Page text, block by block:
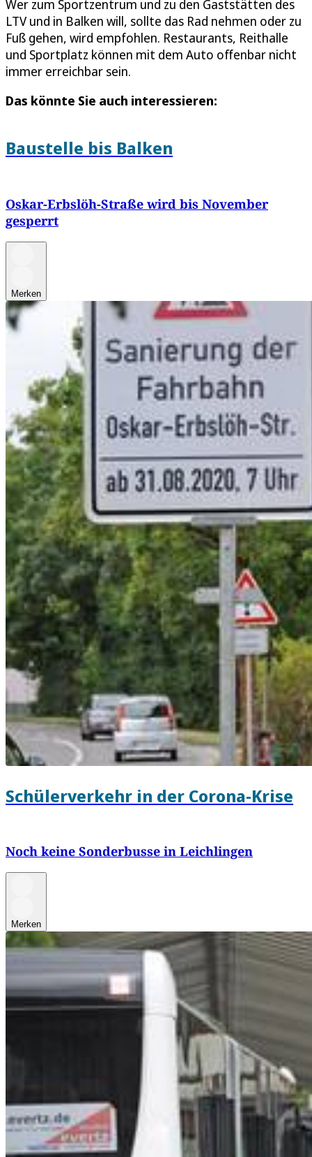
Wer zum Sportzentrum und zu den Gaststätten des
LTV und in Balken will, sollte das Rad nehmen oder zu
Fuß gehen, wird empfohlen. Restaurants, Reithalle
und Sportplatz können mit dem Auto offenbar nicht
immer erreichbar sein.
Das könnte Sie auch interessieren:
Baustelle bis Balken
Oskar-Erbslöh-Straße wird bis November
gesperrt
Merken
Schülerverkehr in der Corona-Krise
Noch keine Sonderbusse in Leichlingen
Merken